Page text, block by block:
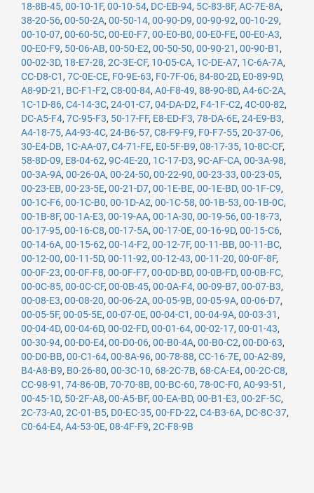
18-8B-45, 00-10-1F, 00-10-54, DC-EB-94, 5C-83-8F, AC-7E-8A,
38-20-56, 00-50-2A, 00-50-14, 00-90-D9, 00-90-92, 00-10-29,
00-10-07, 00-60-5C, 00-E0-F7, 00-E0-B0, 00-E0-FE, 00-E0-A3,
00-E0-F9, 50-06-AB, 00-50-E2, 00-50-50, 00-90-21 , 00-90-B1 ,
00-02-3D, 18-E7-28, 2C-3E-CF, 10-05-CA, 1C-DE-A7, 1C-6A-7A,
CC-D8-C1 , 7C-0E-CE, F0-9E-63, F0-7F-06, 84-80-2D, E0-89-9D,
A8-9D-21 , BC-F1-F2, C8-00-84, A0-F8-49, 88-90-8D, A4-6C-2A,
1C-1D-86, C4-14-3C, 24-01-C7, 04-DA-D2, F4-1F-C2, 4C-00-82,
DC-A5-F4, 7C-95-F3, 50-17-FF, E8-ED-F3, 78-DA-6E, 24-E9-B3,
A4-18-75, A4-93-4C, 24-B6-57, C8-F9-F9, F0-F7-55, 20-37-06,
30-E4-DB, 1C-AA-07, C4-71-FE, E0-5F-B9, 08-17-35, 10-8C-CF,
58-8D-09, E8-04-62, 9C-4E-20, 1C-17-D3, 9C-AF-CA, 00-3A-98,
00-3A-9A, 00-26-0A, 00-24-50, 00-22-90, 00-23-33, 00-23-05,
00-23-EB, 00-23-5E, 00-21-D7, 00-1E-BE, 00-1E-BD, 00-1F-C9,
00-1C-F6, 00-1C-B0, 00-1D-A2, 00-1C-58, 00-1B-53, 00-1B-0C,
00-1B-8F, 00-1A-E3, 00-19-AA, 00-1A-30, 00-19-56, 00-18-73,
00-17-95, 00-16-C8, 00-17-5A, 00-17-0E, 00-16-9D, 00-15-C6,
00-14-6A, 00-15-62, 00-14-F2, 00-12-7F, 00-11-BB, 00-11-BC,
00-12-00, 00-11-5D, 00-11-92, 00-12-43, 00-11-20, 00-0F-8F,
00-0F-23, 00-0F-F8, 00-0F-F7, 00-0D-BD, 00-0B-FD, 00-0B-FC,
00-0C-85, 00-0C-CF, 00-0B-45, 00-0A-F4, 00-09-B7, 00-07-B3,
00-08-E3, 00-08-20, 00-06-2A, 00-05-9B, 00-05-9A, 00-06-D7,
00-05-5F, 00-05-5E, 00-07-0E, 00-04-C1 , 00-04-9A, 00-03-31 ,
00-04-4D, 00-04-6D, 00-02-FD, 00-01-64, 00-02-17, 00-01-43,
00-30-94, 00-D0-E4, 00-D0-06, 00-B0-4A, 00-B0-C2, 00-D0-63,
00-D0-BB, 00-C1-64, 00-8A-96, 00-78-88, CC-16-7E, 00-A2-89,
B4-A8-B9, B0-26-80, 00-3C-10, 68-2C-7B, 68-CA-E4, 00-2C-C8,
CC-98-91 , 74-86-0B, 70-70-8B, 00-BC-60, 78-0C-F0, A0-93-51 ,
00-45-1D, 50-2F-A8, 00-A5-BF, 00-EA-BD, 00-B1-E3, 00-2F-5C,
2C-73-A0, 2C-01-B5, D0-EC-35, 00-FD-22, C4-B3-6A, DC-8C-37,
C0-64-E4, A4-53-0E, 08-4F-F9, 2C-F8-9B